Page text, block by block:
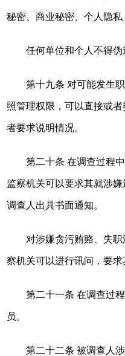
秘密、商业秘密、个人隐私
任何单位和个人不得伪
第十九条 对可能发生
照管理权限，可以直接或
者要求说明情况。
第二十条 在调查过程
监察机关可以要求其就涉
调查人出具书面通知。
对涉嫌贪污贿赂、失
察机关可以进行讯问，要求
第二十一条 在调查过
员。
第二十二条 被调查人